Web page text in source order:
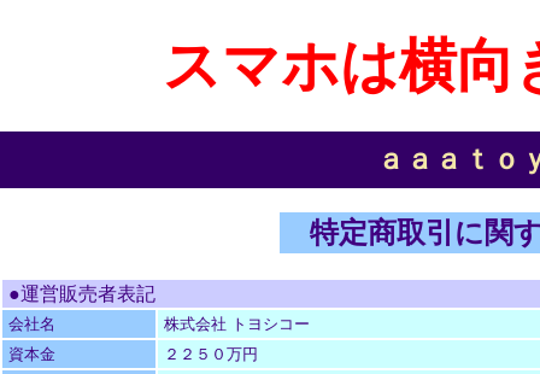
スマホは横向
ａａａｔｏ
特定商取引に関
●運営販売者表記
会社名
株式会社 トヨシコー
資本金
２２５０万円